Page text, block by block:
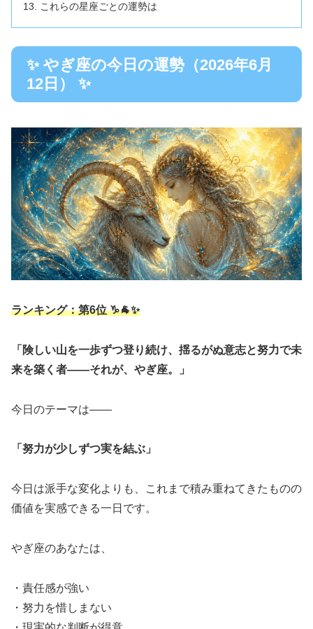
これらの星座ごとの運勢は
✨ やぎ座の今日の運勢（2026年6月
12日） ✨
ランキング：第6位 ♑🐐✨
「険しい山を一歩ずつ登り続け、揺るがぬ意志と努力で未
来を築く者――それが、やぎ座。」
今日のテーマは――
「努力が少しずつ実を結ぶ」
今日は派手な変化よりも、これまで積み重ねてきたものの
価値を実感できる一日です。
やぎ座のあなたは、
・責任感が強い
・努力を惜しまない